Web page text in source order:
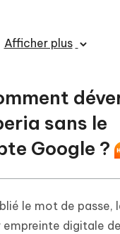
flasher et
Sony Xperia
sur le
Afficher plus
sans le
Google ?
le mot de passe,
empreinte digitale